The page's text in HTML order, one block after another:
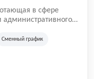
в сфере
административного
и
Сменный график